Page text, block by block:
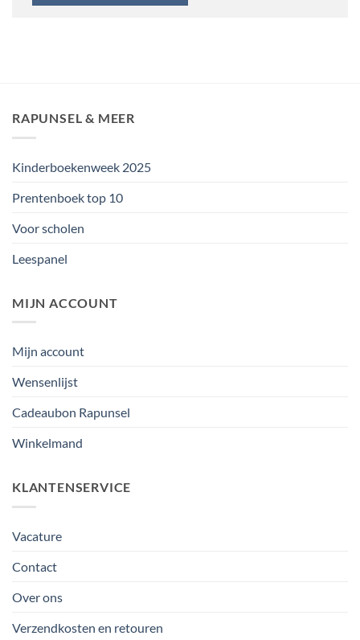
RAPUNSEL & MEER
Kinderboekenweek 2025
Prentenboek top 10
Voor scholen
Leespanel
MIJN ACCOUNT
Mijn account
Wensenlijst
Cadeaubon Rapunsel
Winkelmand
KLANTENSERVICE
Vacature
Contact
Over ons
Verzendkosten en retouren